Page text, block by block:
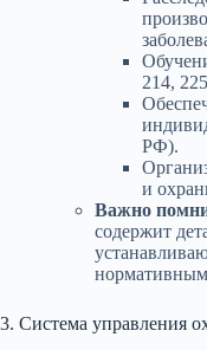
214,
РФ).
и
Важно
содержит
3. Система управления